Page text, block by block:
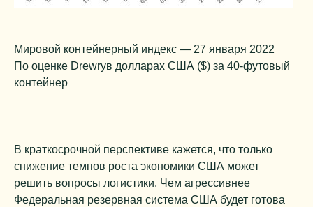
Мировой контейнерный индекс — 27 января 2022
По оценке Drewryв долларах США ($) за 40-футовый
контейнер
В краткосрочной перспективе кажется, что только
снижение темпов роста экономики США может
решить вопросы логистики. Чем агрессивнее
Федеральная резервная система США будет готова